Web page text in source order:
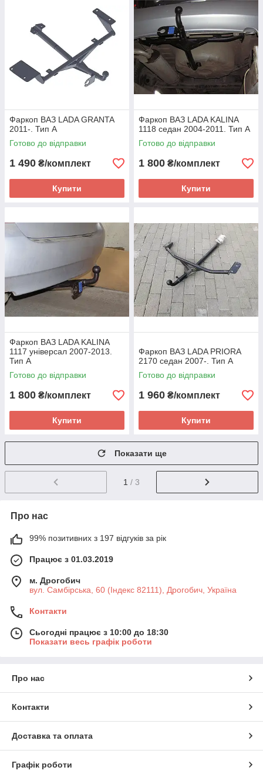
Фаркоп ВАЗ LADA GRANTA
2011-. Тип А
Готово до відправки
1 490 ₴/комплект
Купити
Фаркоп ВАЗ LADA KALINA
1118 седан 2004-2011. Тип А
Готово до відправки
1 800 ₴/комплект
Купити
Фаркоп ВАЗ LADA KALINA
1117 універсал 2007-2013.
Тип А
Готово до відправки
1 800 ₴/комплект
Купити
Фаркоп ВАЗ LADA PRIORA
2170 седан 2007-. Тип А
Готово до відправки
1 960 ₴/комплект
Купити
Показати ще
1 / 3
Про нас
99% позитивних з 197 відгуків за рік
Працює з 01.03.2019
м. Дрогобич
вул. Самбірська, 60 (Індекс 82111), Дрогобич, Україна
Контакти
Сьогодні працює з 10:00 до 18:30
Показати весь графік роботи
Про нас
Контакти
Доставка та оплата
Графік роботи